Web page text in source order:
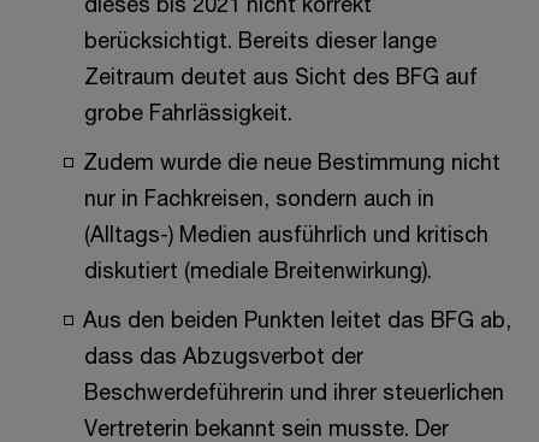
berücksichtigt. Bereits dieser lange
Zeitraum deutet aus Sicht des BFG auf
grobe Fahrlässigkeit.
Zudem wurde die neue Bestimmung nicht
nur in Fachkreisen, sondern auch in
(Alltags-) Medien ausführlich und kritisch
diskutiert (mediale Breitenwirkung).
Aus den beiden Punkten leitet das BFG ab,
dass das Abzugsverbot der
Beschwerdeführerin und ihrer steuerlichen
Vertreterin bekannt sein musste. Der